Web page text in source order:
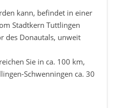
kann, befindet in einer
Stadtkern Tuttlingen
des Donautals, unweit
Sie in ca. 100 km,
Schwenningen ca. 30